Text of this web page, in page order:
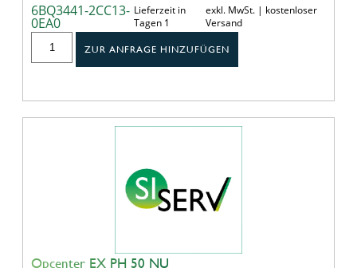
6BQ3441-2CC13-
0EA0
Lieferzeit in
Tagen 1
exkl. MwSt. | kostenloser
Versand
ZUR ANFRAGE HINZUFÜGEN
Opcenter EX PH 50 NU